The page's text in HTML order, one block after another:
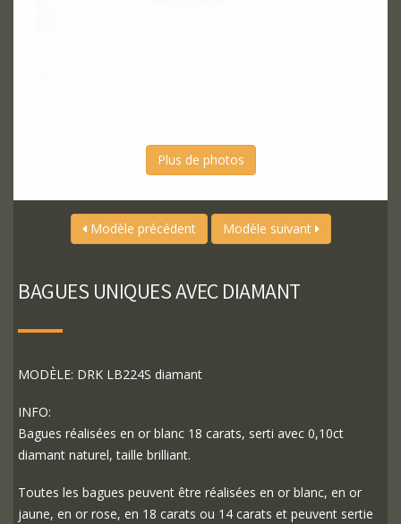
Plus de photos
Modèle précédent Modèle suivant
BAGUES UNIQUES AVEC DIAMANT
MODÈLE: DRK LB224S diamant
INFO:
Bagues réalisées en or blanc 18 carats, serti avec 0,10ct
diamant naturel, taille brilliant.
Toutes les bagues peuvent être réalisées en or blanc, en or
jaune, en or rose, en 18 carats ou 14 carats et peuvent sertie